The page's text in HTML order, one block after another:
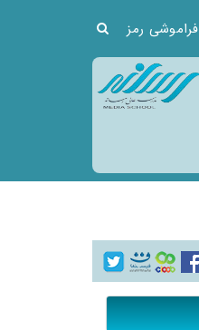
فراموشی رمز